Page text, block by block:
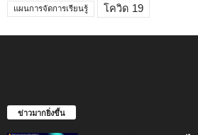
แผนการจัดการเรียนรู้ โควิด 19
ข่าวมากยิ่งขึ้น